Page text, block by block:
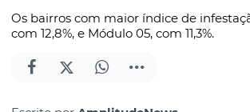
Os bairros com maior índice de
com 12,8%, e Módulo 05, com 11,3%.